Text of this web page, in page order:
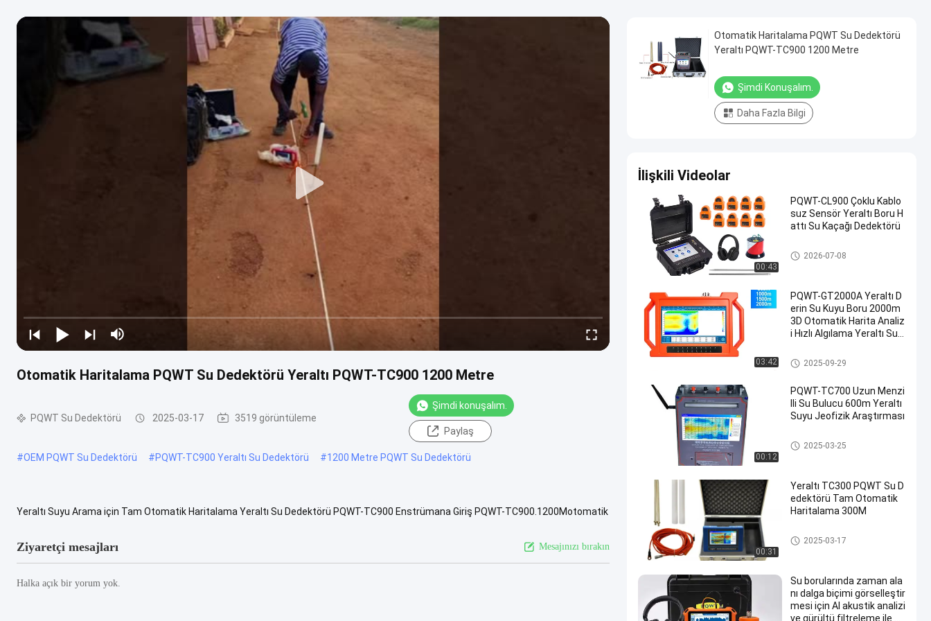
Otomatik Haritalama PQWT Su Dedektörü Yeraltı PQWT-TC900 1200 Metre
PQWT Su Dedektörü 2025-03-17 3519 görüntüleme
Şimdi konuşalım.
Paylaş
#OEM PQWT Su Dedektörü #PQWT-TC900 Yeraltı Su Dedektörü #1200 Metre PQWT Su Dedektörü
Yeraltı Suyu Arama için Tam Otomatik Haritalama Yeraltı Su Dedektörü PQWT-TC900 Enstrümana Giriş PQWT-TC900.1200Motomatik
Ziyaretçi mesajları Mesajınızı bırakın
Halka açık bir yorum yok.
Otomatik Haritalama PQWT Su Dedektörü
Yeraltı PQWT-TC900 1200 Metre
Şimdi Konuşalım.
Daha Fazla Bilgi
İlişkili Videolar
00:43
PQWT-CL900 Çoklu Kablo
suz Sensör Yeraltı Boru H
attı Su Kaçağı Dedektörü
PQWT Su Dedektörü
2026-07-08
03:42
PQWT-GT2000A Yeraltı D
erin Su Kuyu Boru 2000m
3D Otomatik Harita Analiz
i Hızlı Algılama Yeraltı Su
PQWT Su Dedektörü
2025-09-29
00:12
PQWT-TC700 Uzun Menzi
lli Su Bulucu 600m Yeraltı
Suyu Jeofizik Araştırması
PQWT Su Dedektörü
2025-03-25
00:31
Yeraltı TC300 PQWT Su D
edektörü Tam Otomatik
Haritalama 300M
PQWT Su Dedektörü
2025-03-17
Su borularında zaman ala
nı dalga biçimi görselleştir
mesi için AI akustik analizi
ve gürültü filtreleme ile P